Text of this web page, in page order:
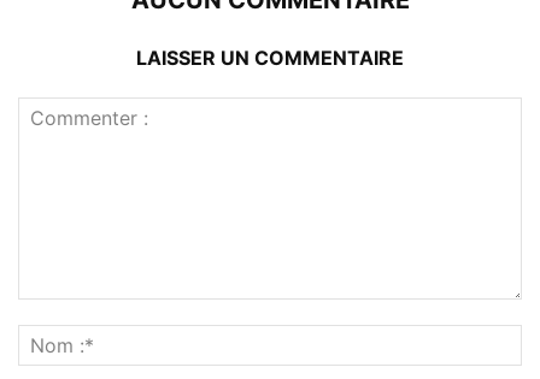
LAISSER UN COMMENTAIRE